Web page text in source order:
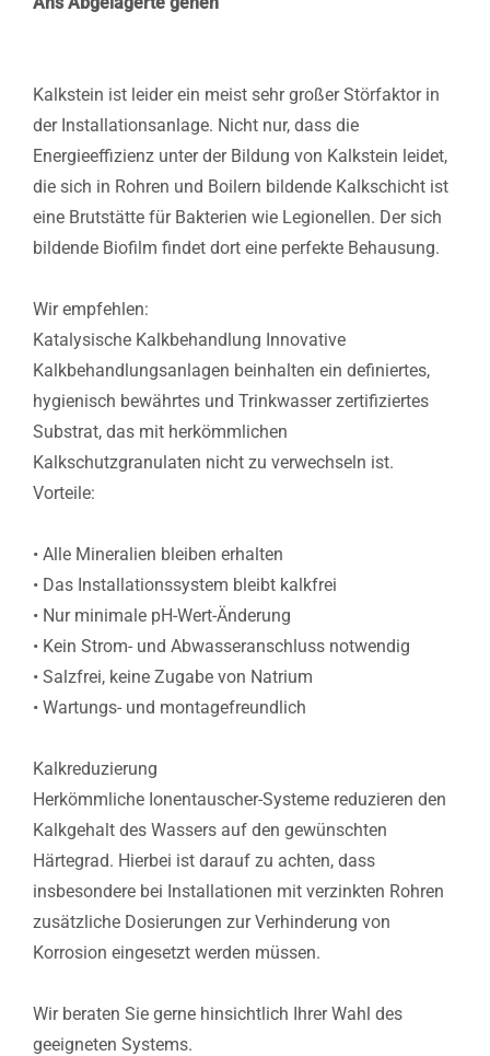
Kalkstein ist leider ein meist sehr großer Störfaktor in
der Installationsanlage. Nicht nur, dass die
Energieeffizienz unter der Bildung von Kalkstein leidet,
die sich in Rohren und Boilern bildende Kalkschicht ist
eine Brutstätte für Bakterien wie Legionellen. Der sich
bildende Biofilm findet dort eine perfekte Behausung.
Wir empfehlen:
Katalysische Kalkbehandlung Innovative
Kalkbehandlungsanlagen beinhalten ein definiertes,
hygienisch bewährtes und Trinkwasser zertifiziertes
Substrat, das mit herkömmlichen
Kalkschutzgranulaten nicht zu verwechseln ist.
Vorteile:
• Alle Mineralien bleiben erhalten
• Das Installationssystem bleibt kalkfrei
• Nur minimale pH-Wert-Änderung
• Kein Strom- und Abwasseranschluss notwendig
• Salzfrei, keine Zugabe von Natrium
• Wartungs- und montagefreundlich
Kalkreduzierung
Herkömmliche Ionentauscher-Systeme reduzieren den
Kalkgehalt des Wassers auf den gewünschten
Härtegrad. Hierbei ist darauf zu achten, dass
insbesondere bei Installationen mit verzinkten Rohren
zusätzliche Dosierungen zur Verhinderung von
Korrosion eingesetzt werden müssen.
Wir beraten Sie gerne hinsichtlich Ihrer Wahl des
geeigneten Systems.